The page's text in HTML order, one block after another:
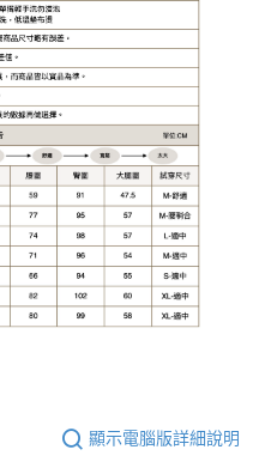
顯示電腦版詳細說明